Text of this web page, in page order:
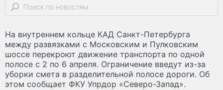
На внутреннем кольце КАД Санкт-Петербурга
между развязками с Московским и Пулковским
шоссе перекроют движение транспорта по одной
полосе с 2 по 6 апреля. Ограничение введут из-за
уборки смета в разделительной полосе дороги. Об
этом сообщает ФКУ Упрдор «Северо-Запад».